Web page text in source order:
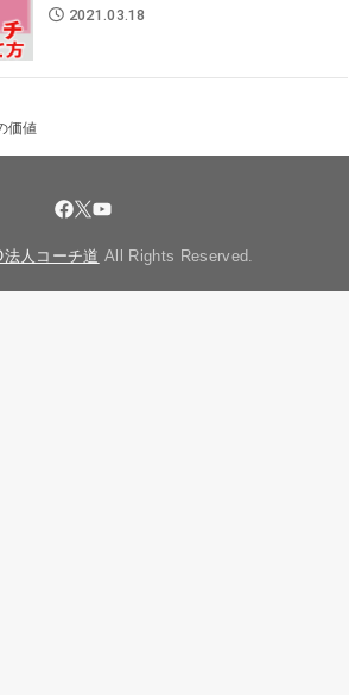
2021.03.18
価値
法人コーチ道 All Rights Reserved.